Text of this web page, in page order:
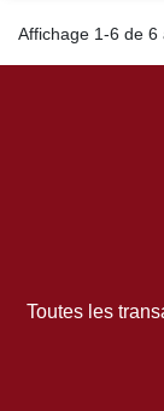
Affichage 1-6 de 6
Toutes les